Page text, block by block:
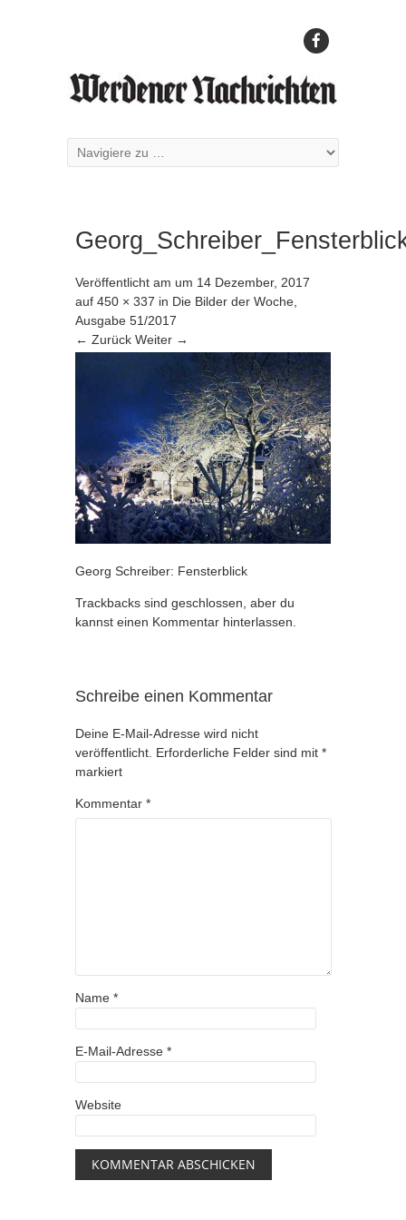
Veröffentlicht am um 14 Dezember, 2017
auf 450 × 337 in Die Bilder der Woche,
Ausgabe 51/2017
← Zurück Weiter →
Georg Schreiber: Fensterblick
Trackbacks sind geschlossen, aber du
kannst einen Kommentar hinterlassen
Schreibe einen Kommentar
Deine E-Mail-Adresse wird nicht
veröffentlicht. Erforderliche Felder sind mit *
markiert
Kommentar *
Name *
E-Mail-Adresse *
Website